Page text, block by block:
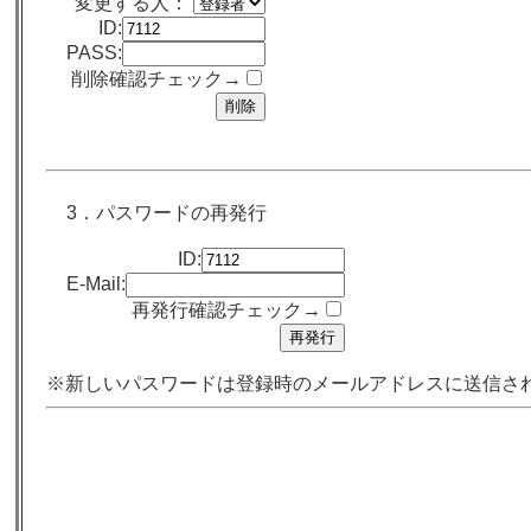
ID:
PASS:
削除確認チェック→
3．パスワードの再発行
ID:
E-Mail:
再発行確認チェック→
※新しいパスワードは登録時のメールアドレスに送信さ